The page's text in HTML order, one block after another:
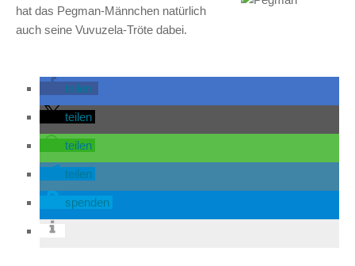
hat das Pegman-Männchen natürlich
auch seine Vuvuzela-Tröte dabei.
teilen
teilen
teilen
teilen
spenden